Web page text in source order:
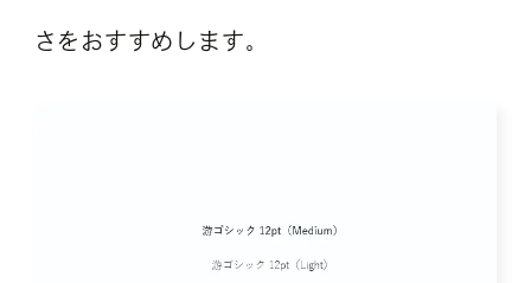
さをおすすめします。